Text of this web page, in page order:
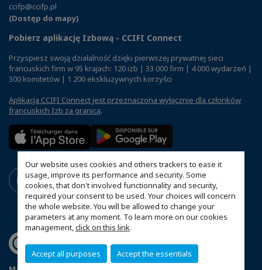
Our website uses cookies and others trackers to ease it
usage, improve its performance and security. Some
cookies, that don't involved functionnality and security,
required your consent to be used. Your choices will concern
the whole website. You will be allowed to change your
parameters at any moment. To learn more on our cookies
management,click on this link.
Accept all purposes Accept the essentials
ccifp@ccifp.pl
(Dostęp do mapy)
Pobierz aplikację Izbową - CCIFI Connect
Przyspiesz swoją działalność dzięki pierwszej prywatnej sieci
francuskich firm w 95 krajach: 120 izb | 33 000 firm | 4 000 wydarzeń |
300 komitetów | 1 200 ekskluzywnych korzyści
Aplikacja CCIFI Connect jest przeznaczona wyłącznie dla członków
francuskich Izb za granicą.